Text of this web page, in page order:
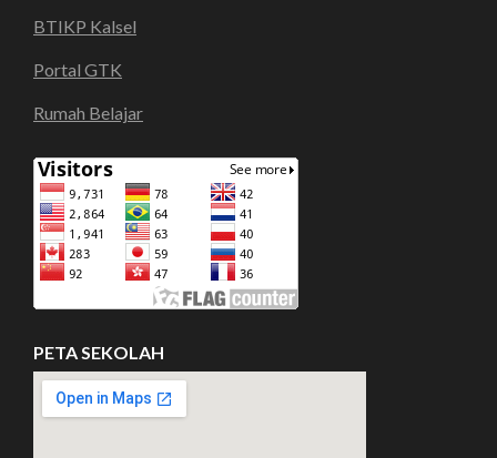
BTIKP Kalsel
Portal GTK
Rumah Belajar
PETA SEKOLAH